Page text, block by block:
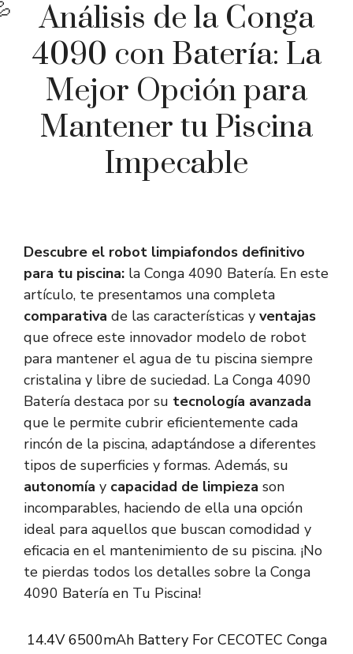
Análisis de la Conga
4090 con Batería: La
Mejor Opción para
Mantener tu Piscina
Impecable
Descubre el robot limpiafondos definitivo
para tu piscina: la Conga 4090 Batería. En este
artículo, te presentamos una completa
comparativa de las características y ventajas
que ofrece este innovador modelo de robot
para mantener el agua de tu piscina siempre
cristalina y libre de suciedad. La Conga 4090
Batería destaca por su tecnología avanzada
que le permite cubrir eficientemente cada
rincón de la piscina, adaptándose a diferentes
tipos de superficies y formas. Además, su
autonomía y capacidad de limpieza son
incomparables, haciendo de ella una opción
ideal para aquellos que buscan comodidad y
eficacia en el mantenimiento de su piscina. ¡No
te pierdas todos los detalles sobre la Conga
4090 Batería en Tu Piscina!
14.4V 6500mAh Battery For CECOTEC Conga